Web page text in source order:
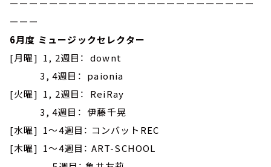
ーーーーーーーーーーーーーーーーーーーーーーーーー
ーーー
6月度 ミュージックセレクター
[月曜] 1, 2週目： downt
3, 4週目： paionia
[火曜] 1, 2週目： ReiRay
3, 4週目： 伊藤千晃
[水曜] 1～4週目： コンバットREC
[木曜] 1～4週目： ART-SCHOOL